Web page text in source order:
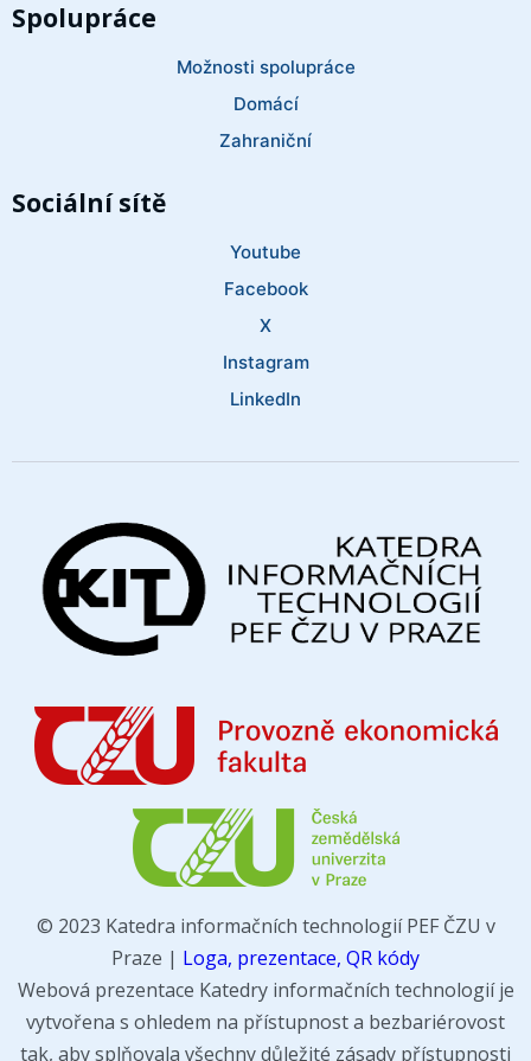
Spolupráce
Možnosti spolupráce
Domácí
Zahraniční
Sociální sítě
Youtube
Facebook
X
Instagram
LinkedIn
© 2023 Katedra informačních technologií PEF ČZU v
Praze | Loga, prezentace, QR kódy
Webová prezentace Katedry informačních technologií je
vytvořena s ohledem na přístupnost a bezbariérovost
tak, aby splňovala všechny důležité zásady přístupnosti